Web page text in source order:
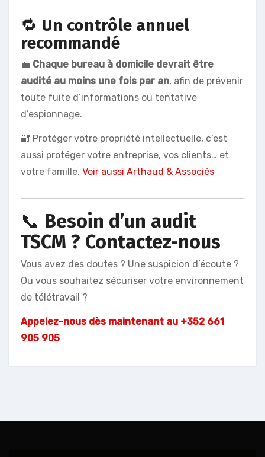
🔁 Un contrôle annuel
recommandé
💼 Chaque bureau à domicile devrait être
audité au moins une fois par an, afin de prévenir
toute fuite d’informations ou tentative
d’espionnage.
🔐 Protéger votre propriété intellectuelle, c’est
aussi protéger votre entreprise, vos clients… et
votre famille. Voir aussi Arthaud & Associés
📞 Besoin d’un audit
TSCM ? Contactez-nous
Vous avez des doutes ? Une suspicion d’écoute ?
Ou vous souhaitez sécuriser votre environnement
de télétravail ?
Appelez-nous dès maintenant au +352 661
905 905